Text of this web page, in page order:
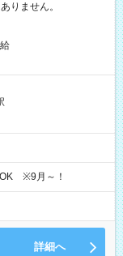
りません。
※9月～！
詳細へ